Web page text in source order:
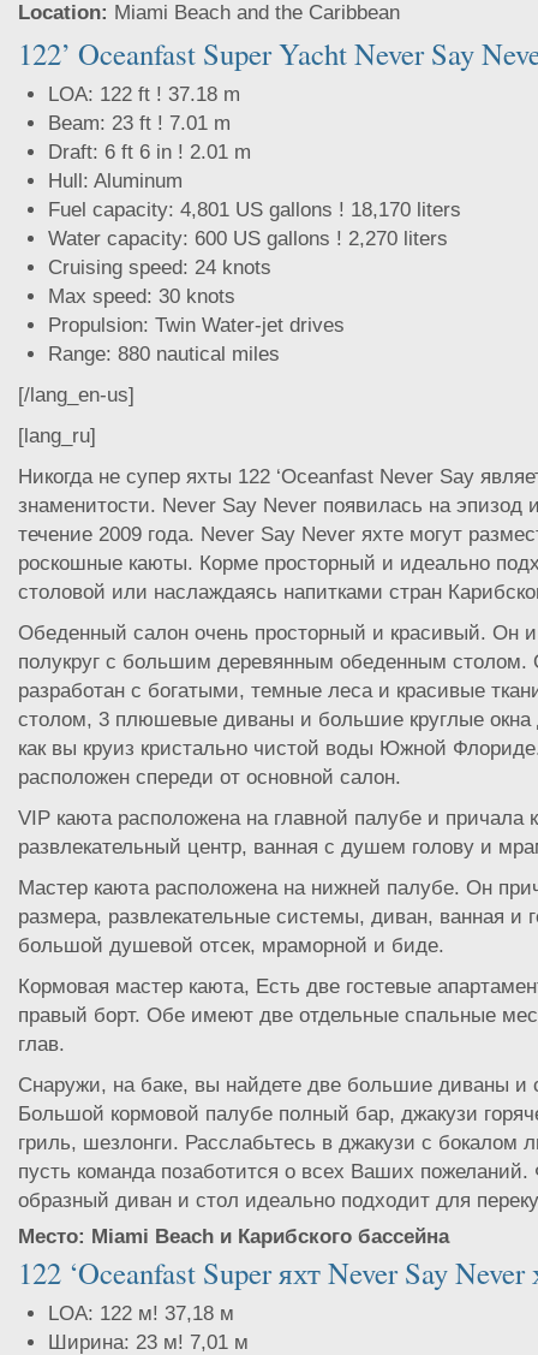
Location: Miami Beach and the Caribbean
122’ Oceanfast Super Yacht Never Say
LOA: 122 ft ! 37.18 m
Beam: 23 ft ! 7.01 m
Draft: 6 ft 6 in ! 2.01 m
Hull: Aluminum
Fuel capacity: 4,801 US gallons ! 18,170 liters
Water capacity: 600 US gallons ! 2,270 liters
Cruising speed: 24 knots
Max speed: 30 knots
Propulsion: Twin Water-jet drives
Range: 880 nautical miles
[/lang_en-us]
[lang_ru]
Никогда не супер яхты 122 ‘Oceanfast Never Say
знаменитости. Never Say Never появилась на эпизод
течение 2009 года. Never Say Never яхте могут
роскошные каюты. Корме просторный и идеально
столовой или наслаждаясь напитками стран
Обеденный салон очень просторный и красивый. Он
полукруг с большим деревянным обеденным столом.
разработан с богатыми, темные леса и красивые
столом, 3 плюшевые диваны и большие круглые окна
как вы круиз кристально чистой воды Южной
расположен спереди от основной салон.
VIP каюта расположена на главной палубе и причала
развлекательный центр, ванная с душем голову и
Мастер каюта расположена на нижней палубе. Он
размера, развлекательные системы, диван, ванная и
большой душевой отсек, мраморной и биде.
Кормовая мастер каюта, Есть две гостевые
правый борт. Обе имеют две отдельные спальные
глав.
Снаружи, на баке, вы найдете две большие диваны
Большой кормовой палубе полный бар, джакузи
гриль, шезлонги. Расслабьтесь в джакузи с бокалом
пусть команда позаботится о всех Ваших
образный диван и стол идеально подходит для
Место: Miami Beach и Карибского бассейна
122 ‘Oceanfast Super яхт Never Say
LOA: 122 м! 37,18 м
Ширина: 23 м! 7,01 м